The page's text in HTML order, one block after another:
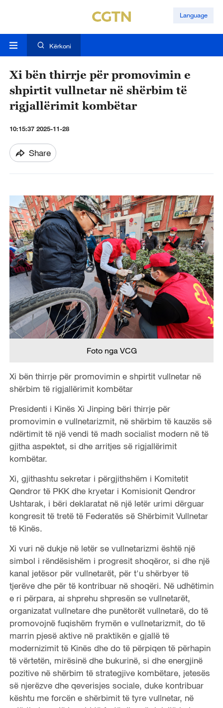
Language
Kërkoni
Xi bën thirrje për promovimin e
shpirtit vullnetar në shërbim të
rigjallërimit kombëtar
10:15:37 2025-11-28
Share
Foto nga VCG
Xi bën thirrje për promovimin e shpirtit vullnetar në
shërbim të rigjallërimit kombëtar
Presidenti i Kinës Xi Jinping bëri thirrje për
promovimin e vullnetarizmit, në shërbim të kauzës së
ndërtimit të një vendi të madh socialist modern në të
gjitha aspektet, si dhe arritjes së rigjallërimit
kombëtar.
Xi, gjithashtu sekretar i përgjithshëm i Komitetit
Qendror të PKK dhe kryetar i Komisionit Qendror
Ushtarak, i bëri deklaratat në një letër urimi dërguar
kongresit të tretë të Federatës së Shërbimit Vullnetar
të Kinës.
Xi vuri në dukje në letër se vullnetarizmi është një
simbol i rëndësishëm i progresit shoqëror, si dhe një
kanal jetësor për vullnetarët, për t'u shërbyer të
tjerëve dhe për të kontribuar në shoqëri. Në udhëtimin
e ri përpara, ai shprehu shpresën se vullnetarët,
organizatat vullnetare dhe punëtorët vullnetarë, do të
promovojnë fuqishëm frymën e vullnetarizmit, do të
marrin pjesë aktive në praktikën e gjallë të
modernizimit të Kinës dhe do të përpiqen të përhapin
të vërtetën, mirësinë dhe bukurinë, si dhe energjinë
pozitive në shërbim të strategjive kombëtare, jetesës
së njerëzve dhe qeverisjes sociale, duke kontribuar
kështu me forcën e shërbimit të tyre vullnetar, në